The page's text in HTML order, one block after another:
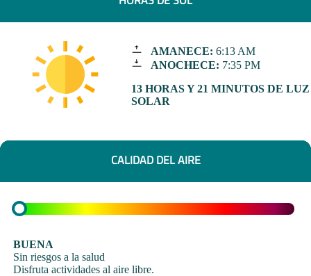
AMANECE: 6:13 AM
ANOCHECE: 7:35 PM
13 HORAS Y 21 MINUTOS DE LUZ
SOLAR
CALIDAD DEL AIRE
BUENA
Sin riesgos a la salud
Disfruta actividades al aire libre.